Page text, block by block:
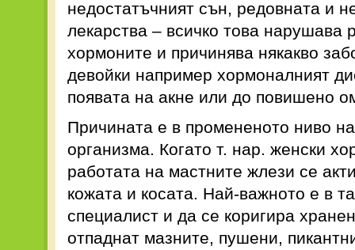
недостатъчният сън, редовната и
лекарства – всичко това нарушава
хормоните и причинява някакво
девойки например хормоналният
появата на акне или до повишено
Причината е в промененото ниво
организма. Когато т. нар. женски
работата на мастните жлези се
кожата и косата. Най-важното е в
специалист и да се коригира
отпаднат мазните, пушени,